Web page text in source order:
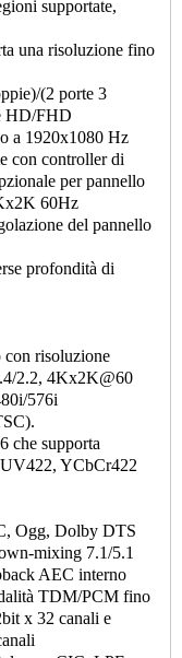
supportate,
una risoluzione fino
(2 porte 3
HD/FHD
a 1920x1080 Hz
con controller di
per pannello
60Hz
del pannello
profondità di
risoluzione
2.2, 4Kx2K@60
576i
che supporta
YCbCr422
Ogg, Dolby DTS
mixing 7.1/5.1
AEC interno
TDM/PCM fino
x 32 canali e